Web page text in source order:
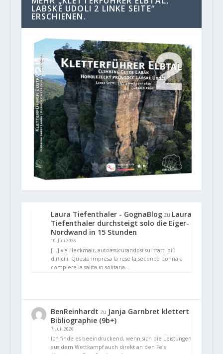
LABSKE UDOLI 2 LINKE SEITE“
ERSCHIENEN.
Laura Tiefenthaler - GognaBlogzu Laura
Tiefenthaler durchsteigt solo die Eiger-
Nordwand in 15 Stunden
10. Juli 2026
[…] via Heckmair, autoassicurandosi sui tratti più
difficili. Questa impresa la rese la seconda donna a
compiere la salita in solitaria…
BenReinhardt zu Janja Garnbret klettert
Bibliographie (9b+)
7. Juli 2026
Ich finde es beeindruckend, wenn sich die Leistungen
aus dem Wettkampf auch direkt an den Fels